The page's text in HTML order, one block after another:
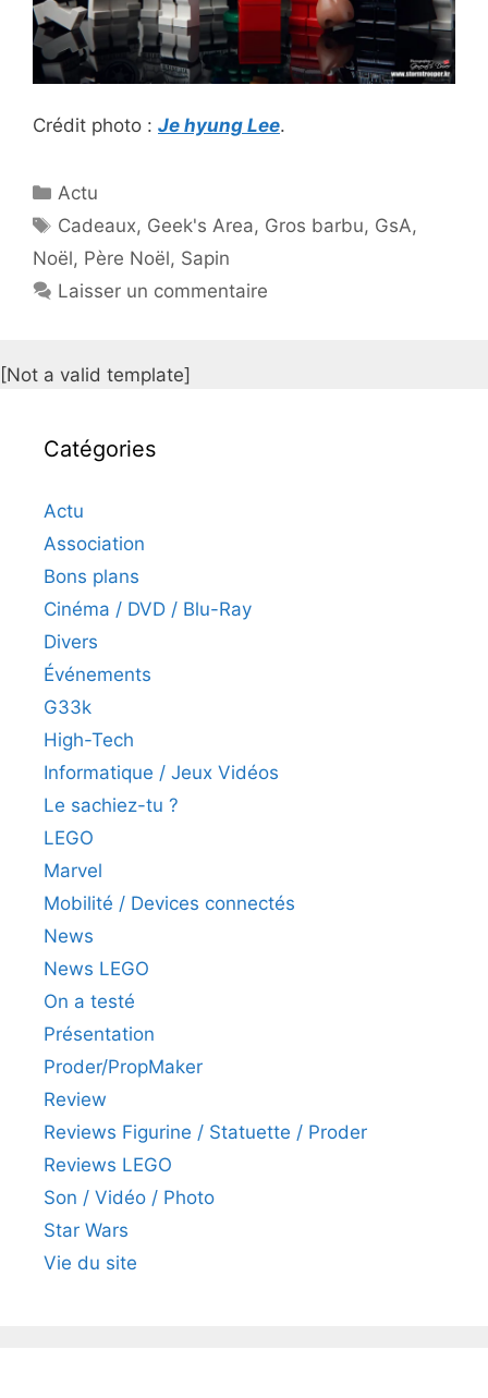
Crédit photo : Je hyung Lee.
Catégories
Actu
Étiquettes
Cadeaux, Geek's Area, Gros barbu, GsA,
Noël, Père Noël, Sapin
Laisser un commentaire
[Not a valid template]
Catégories
Actu
Association
Bons plans
Cinéma / DVD / Blu-Ray
Divers
Événements
G33k
High-Tech
Informatique / Jeux Vidéos
Le sachiez-tu ?
LEGO
Marvel
Mobilité / Devices connectés
News
News LEGO
On a testé
Présentation
Proder/PropMaker
Review
Reviews Figurine / Statuette / Proder
Reviews LEGO
Son / Vidéo / Photo
Star Wars
Vie du site